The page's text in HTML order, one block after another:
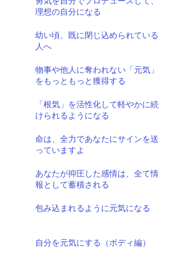
理想の自分になる
幼い頃、既に閉じ込められている
人へ
物事や他人に奪われない「元気」
をもっともっと獲得する
「根気」を活性化して軽やかに続
けられるようになる
命は、全力であなたにサインを送
っていますよ
あなたが抑圧した感情は、全て情
報として蓄積される
包み込まれるように元気になる
自分を元気にする（ボディ編）